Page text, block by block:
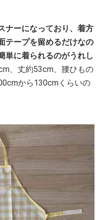
ナーになっており、着方
テープを留めるだけなの
単に着られるのがうれし
、丈約53cm、腰ひもの
から130cmくらいの